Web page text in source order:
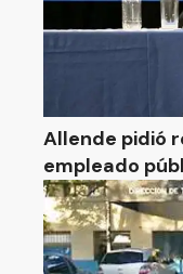
Allende pidió
empleado